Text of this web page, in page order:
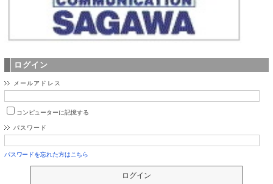
ログイン
メールアドレス
コンピューターに記憶する
パスワード
パスワードを忘れた方はこちら